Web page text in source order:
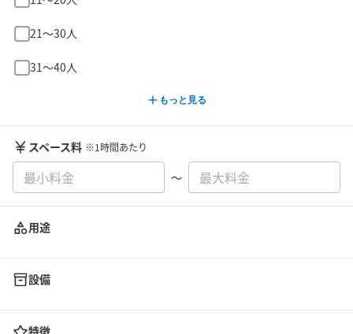
21〜30人
31〜40人
もっと見る
スペース料 ※1時間あたり
〜
用途
設備
特徴